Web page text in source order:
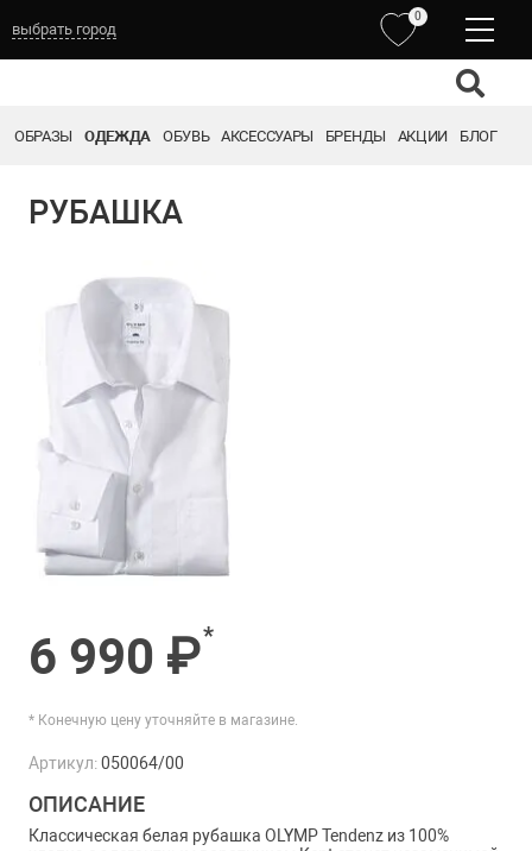
выбрать город
0
ОБРАЗЫ ОДЕЖДА ОБУВЬ АКСЕССУАРЫ БРЕНДЫ АКЦИИ БЛОГ
РУБАШКА
6 990 ₽*
* Конечную цену уточняйте в магазине.
Артикул:050064/00
ОПИСАНИЕ
Классическая белая рубашка OLYMP Tendenz из 100%